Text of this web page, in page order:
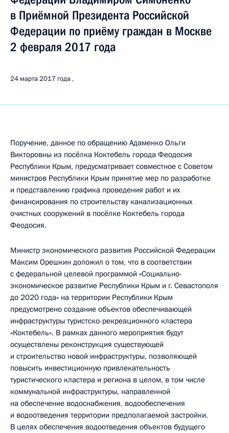
в Приёмной Президента Российской
Федерации по приёму граждан в Москве
2 февраля 2017 года
24 марта 2017 года
Поручение, данное по обращению Адаменко Ольги
Викторовны из посёлка Коктебель города Феодосия
Республики Крым, предусматривает совместное с Советом
министров Республики Крым принятие мер по разработке
и представлению графика проведения работ и их
финансирования по строительству канализационных
очистных сооружений в посёлке Коктебель города
Феодосия.
Министр экономического развития Российской Федерации
Максим Орешкин доложил о том, что в соответствии
с федеральной целевой программой «Социально-
экономическое развитие Республики Крым и г. Севастополя
до 2020 года» на территории Республики Крым
предусмотрено создание объектов обеспечивающей
инфраструктуры туристско-рекреационного кластера
«Коктебель». В рамках данного мероприятия будут
осуществлены реконструкция существующей
и строительство новой инфраструктуры, позволяющей
повысить инвестиционную привлекательность
туристического кластера и региона в целом, в том числе
коммунальной инфраструктуры, направленной
на обеспечение водоснабжения, водообеспечения
и водоотведения территории предполагаемой застройки.
В целях обеспечения водоотведения объектов будущего